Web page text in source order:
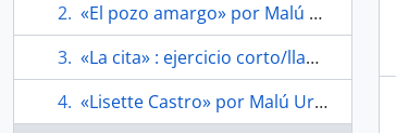
«El pozo amargo» por Malú Urriola
«La cita» : ejercicio corto/llamada telefónica por Malú Urriola
«Lisette Castro» por Malú Urriola